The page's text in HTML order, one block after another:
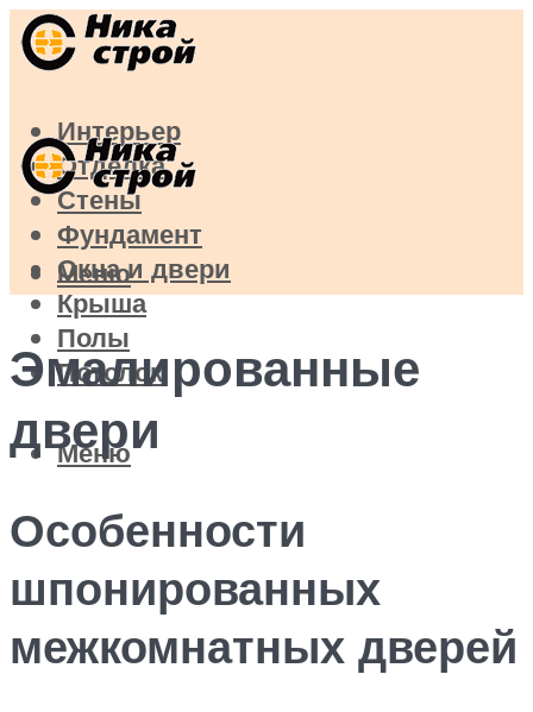
Интерьер
Отделка
Стены
Фундамент
Окна и двери
Крыша
Полы
Потолок
Меню
Меню
Эмалированные
двери
Особенности
шпонированных
межкомнатных дверей